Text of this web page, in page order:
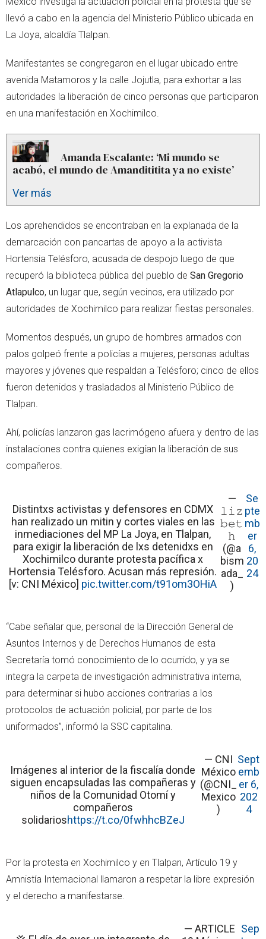
llevó a cabo en la agencia del Ministerio Público ubicada en
La Joya, alcaldía Tlalpan.
Manifestantes se congregaron en el lugar ubicado entre
avenida Matamoros y la calle Jojutla, para exhortar a las
autoridades la liberación de cinco personas que participaron
en una manifestación en Xochimilco.
Amanda Escalante: ‘Mi mundo se
acabó, el mundo de Amandititita ya no existe’
Ver más
Los aprehendidos se encontraban en la explanada de la
demarcación con pancartas de apoyo a la activista
Hortensia Telésforo, acusada de despojo luego de que
recuperó la biblioteca pública del pueblo de San Gregorio
Atlapulco, un lugar que, según vecinos, era utilizado por
autoridades de Xochimilco para realizar fiestas personales.
Momentos después, un grupo de hombres armados con
palos golpeó frente a policías a mujeres, personas adultas
mayores y jóvenes que respaldan a Telésforo; cinco de ellos
fueron detenidos y trasladados al Ministerio Público de
Tlalpan.
Ahí, policías lanzaron gas lacrimógeno afuera y dentro de las
instalaciones contra quienes exigían la liberación de sus
compañeros.
Distintxs activistas y defensores en CDMX
han realizado un mitin y cortes viales en las
inmediaciones del MP La Joya, en Tlalpan,
para exigir la liberación de lxs detenidxs en
Xochimilco durante protesta pacífica x
Hortensia Telésforo. Acusan más represión.
[v: CNI México] pic.twitter.com/t91om3OHiA
—
𝚕𝚒𝚣
𝚋𝚎𝚝
𝚑
(@a
bism
ada_
)
Se
pte
mb
er
6,
20
24
“Cabe señalar que, personal de la Dirección General de
Asuntos Internos y de Derechos Humanos de esta
Secretaría tomó conocimiento de lo ocurrido, y ya se
integra la carpeta de investigación administrativa interna,
para determinar si hubo acciones contrarias a los
protocolos de actuación policial, por parte de los
uniformados”, informó la SSC capitalina.
Imágenes al interior de la fiscalía donde
siguen encapsuladas las compañeras y
niños de la Comunidad Otomí y
compañeros
solidarioshttps://t.co/0fwhhcBZeJ
— CNI
México
(@CNI_
Mexico
)
Sept
emb
er 6,
202
4
Por la protesta en Xochimilco y en Tlalpan, Artículo 19 y
Amnistía Internacional llamaron a respetar la libre expresión
y el derecho a manifestarse.
— ARTICLE Sep